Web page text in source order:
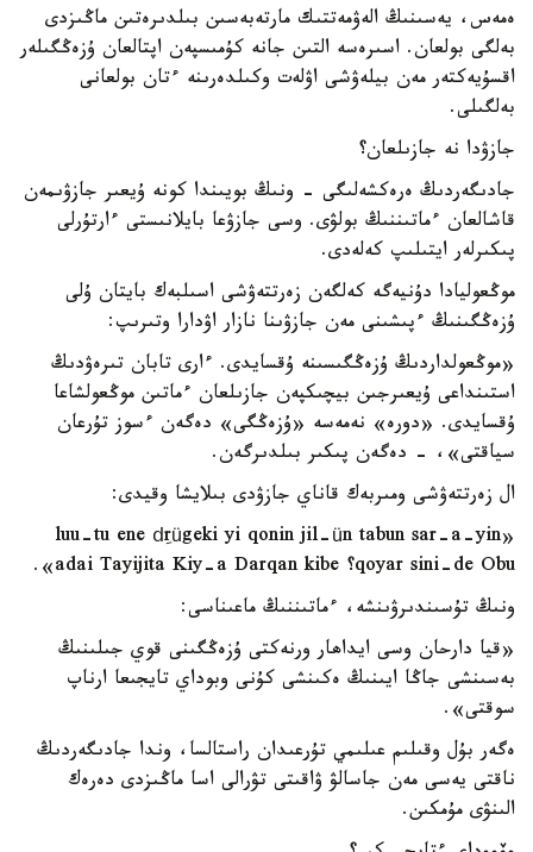
ەمەس، يەسىنىڭ الەۋمەتتىك مارتەبەسىن بىلدىرەتىن ماڭىزدى
بەلگى بولعان. اسىرەسە التىن جانە كۇمىسپەن اپتالعان ۇزەڭگىلەر
اقسۇيەكتەر مەن بيلەۋشى اۋلەت وكىلدەرىنە ءتان بولعانى
بەلگىلى.
جازۋدا نە جازىلعان؟
جادىگەردىڭ ەرەكشەلىگى - ونىڭ بويىندا كونە ۇيعىر جازۋىمەن
قاشالعان ءماتىننىڭ بولۋى. وسى جازۋعا بايلانىستى ءارتۇرلى
پىكىرلەر ايتىلىپ كەلەدى.
موڭعوليادا دۇنيەگە كەلگەن زەرتتەۋشى اسىلبەك بايتان ۇلى
ۇزەڭگىنىڭ ءپىشىنى مەن جازۋىنا نازار اۋدارا وتىرىپ:
«موڭعولداردىڭ ۇزەڭگىسىنە ۇقسايدى. ءارى تابان تىرەۋدىڭ
استىنداعى ۇيعىرجىن بيچىكپەن جازىلعان ءماتىن موڭعولشاعا
ۇقسايدى. «دورە» نەمەسە «ۇزەڭگى» دەگەن ءسوز تۇرعان
سياقتى»، - دەگەن پىكىر بىلدىرگەن.
ال زەرتتەۋشى ومىربەك قاناي جازۋدى بىلايشا وقيدى:
«luu-tu ene dِrügeki yi qonin jil-ün tabun sar-a-yin
qoyar sini-de Obu؟ adai Tayijita Kiy-a Darqan kibe».
ونىڭ تۇسىندىرۋىنشە، ءماتىننىڭ ماعىناسى:
«قيا دارحان وسى ايداھار ورنەكتى ۇزەڭگىنى قوي جىلىنىڭ
بەسىنشى جاڭا ايىنىڭ ەكىنشى كۇنى وبوداي تايجىعا ارناپ
سوقتى».
ەگەر بۇل وقىلىم عىلىمي تۇرعىدان راستالسا، وندا جادىگەردىڭ
ناقتى يەسى مەن جاسالۋ ۋاقىتى تۋرالى اسا ماڭىزدى دەرەك
الىنۋى مۇمكىن.